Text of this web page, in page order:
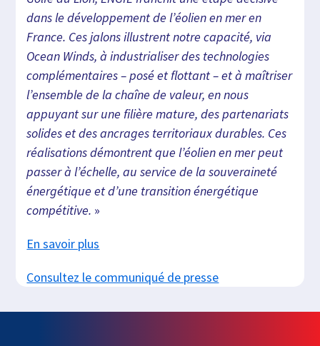
dans le développement de l’éolien en mer en
France. Ces jalons illustrent notre capacité, via
Ocean Winds, à industrialiser des technologies
complémentaires – posé et flottant – et à maîtriser
l’ensemble de la chaîne de valeur, en nous
appuyant sur une filière mature, des partenariats
solides et des ancrages territoriaux durables. Ces
réalisations démontrent que l’éolien en mer peut
passer à l’échelle, au service de la souveraineté
énergétique et d’une transition énergétique
compétitive. »
En savoir plus
Consultez le communiqué de presse